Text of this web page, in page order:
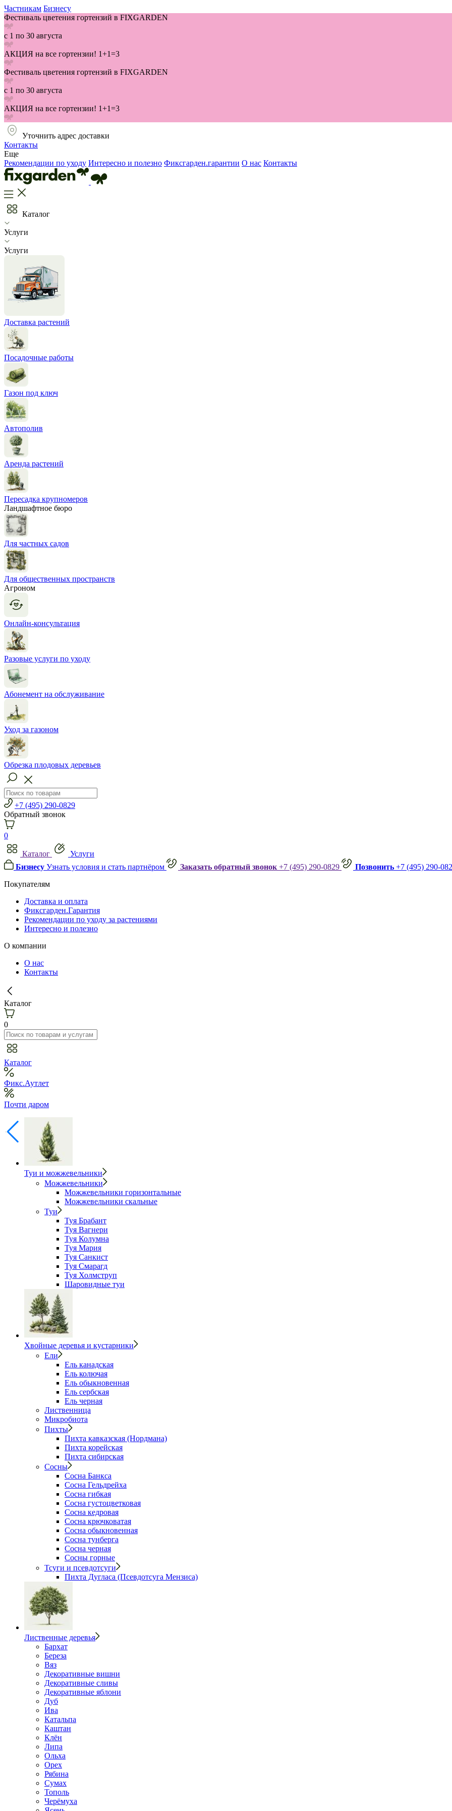
Частникам Бизнесу
Фестиваль цветения гортензий в FIXGARDEN
с 1 по 30 августа
АКЦИЯ на все гортензии! 1+1=3
Фестиваль цветения гортензий в FIXGARDEN
с 1 по 30 августа
АКЦИЯ на все гортензии! 1+1=3
Уточнить адрес доставки
Контакты
Еще
Рекомендации по уходу Интересно и полезно Фиксгарден.гарантии О нас Контакты
Каталог
Услуги
Услуги
Доставка растений
Посадочные работы
Газон под ключ
Автополив
Аренда растений
Пересадка крупномеров
Ландшафтное бюро
Для частных садов
Для общественных пространств
Агроном
Онлайн-консультация
Разовые услуги по уходу
Абонемент на обслуживание
Уход за газоном
Обрезка плодовых деревьев
+7 (495) 290-0829
Обратный звонок
0
Каталог
Услуги
Бизнесу Узнать условия и стать партнёром Заказать обратный звонок +7 (495) 290-0829 Позвонить +7 (495) 290-
Покупателям
Доставка и оплата
Фиксгарден.Гарантия
Рекомендации по уходу за растениями
Интересно и полезно
О компании
О нас
Контакты
Каталог
0
Каталог
Фикс.Аутлет
Почти даром
Туи и можжевельники
Можжевельники
Можжевельники горизонтальные
Можжевельники скальные
Туи
Туя Брабант
Туя Вагнери
Туя Колумна
Туя Мария
Туя Санкист
Туя Смарагд
Туя Холмструп
Шаровидные туи
Хвойные деревья и кустарники
Ели
Ель канадская
Ель колючая
Ель обыкновенная
Ель сербская
Ель черная
Лиственница
Микробиота
Пихты
Пихта кавказская (Нордмана)
Пихта корейская
Пихта сибирская
Сосны
Сосна Банкса
Сосна Гельдрейха
Сосна гибкая
Сосна густоцветковая
Сосна кедровая
Сосна крючковатая
Сосна обыкновенная
Сосна тунберга
Сосна черная
Сосны горные
Тсуги и псевдотсуги
Пихта Дугласа (Псевдотсуга Мензиса)
Лиственные деревья
Бархат
Береза
Вяз
Декоративные вишни
Декоративные сливы
Декоративные яблони
Дуб
Ива
Катальпа
Каштан
Клён
Липа
Ольха
Орех
Рябина
Сумах
Тополь
Черёмуха